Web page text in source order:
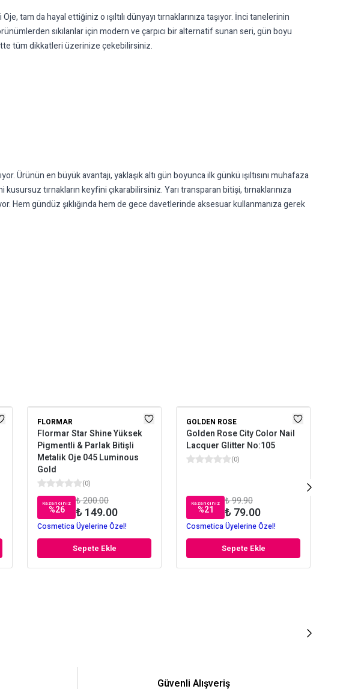
tam da hayal ettiğiniz o ışıltılı dünyayı tırnaklarınıza taşıyor. İnci tanelerinin
sıkılanlar için modern ve çarpıcı bir alternatif sunan seri, gün boyu
tüm dikkatleri üzerinize çekebilirsiniz.
en büyük avantajı, yaklaşık altı gün boyunca ilk günkü ışıltısını muhafaza
tırnakların keyfini çıkarabilirsiniz. Yarı transparan bitişi, tırnaklarınıza
Hem gündüz şıklığında hem de gece davetlerinde aksesuar kullanmanıza gerek
FLORMAR
Flormar Star Shine Yüksek
Pigmentli & Parlak Bitişli
Metalik Oje 045 Luminous
Gold
(0)
Kazancınız
%26
₺ 200.00
₺ 149.00
Cosmetica Üyelerine Özel!
Sepete Ekle
GOLDEN ROSE
Golden Rose City Color Nail
Lacquer Glitter No:105
(0)
Kazancınız
%21
₺ 99.90
₺ 79.00
Cosmetica Üyelerine Özel!
Sepete Ekle
Güvenli Alışveriş